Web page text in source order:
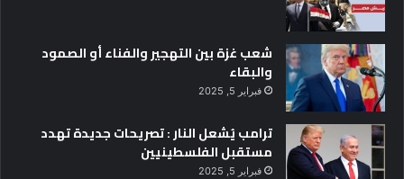
شعب غزة بين التهجير والفناء أو الصمود
والبقاء
فبراير 5, 2025
ترامب يُشعل النار : تصريحات جديدة تهدد
مستقبل الفلسطينيين
فبراير 5, 2025